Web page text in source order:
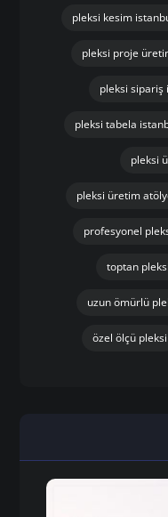
pleksi kesim
pleksi proje
pleksi sipariş
pleksi tabela
pleksi
pleksi üretim
profesyonel
toptan pleksi
uzun ömürlü
özel ölçü pleksi